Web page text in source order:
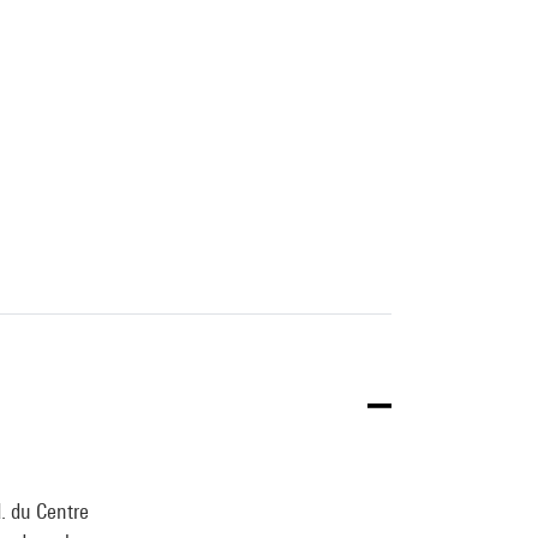
du Centre